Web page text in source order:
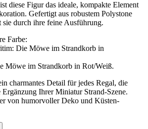
diese Figur das ideale, kompakte Element
Gefertigt aus robustem Polystone
sie durch ihre feine Ausführung.
Farbe:
Die Möwe im Strandkorb in
Möwe im Strandkorb in Rot/Weiß.
charmantes Detail für jedes Regal, die
Ergänzung Ihrer Miniatur Strand-Szene.
von humorvoller Deko und Küsten-